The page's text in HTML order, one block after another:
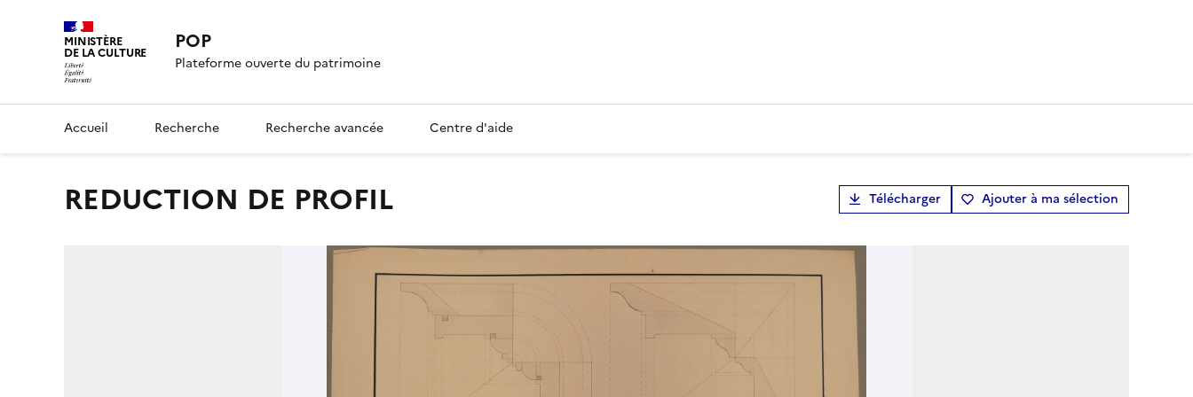
MINISTÈRE
DE LA CULTURE POP
Plateforme ouverte du patrimoine
Accueil Recherche Recherche avancée Centre d'aide
REDUCTION DE PROFIL Télécharger Ajouter à ma sélection